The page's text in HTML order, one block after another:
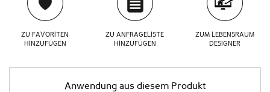
ZU FAVORITEN
HINZUFÜGEN
ZU ANFRAGELISTE
HINZUFÜGEN
ZUM LEBENSRAUM
DESIGNER
Anwendung aus diesem Produkt